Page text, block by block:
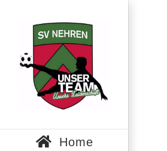
springen
Home